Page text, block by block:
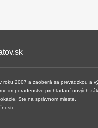
roku 2007 a ​​zaoberá sa prevádzkou a
im poradenstvo pri hľadaní nových
Ste na správnom mieste.